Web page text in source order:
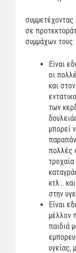
σε
συμμάχων τους.
Είναι
οι
και
των
μπορεί
πολλές
κτλ…
στην
Είναι
μέλλον
παιδιά
υγείας,